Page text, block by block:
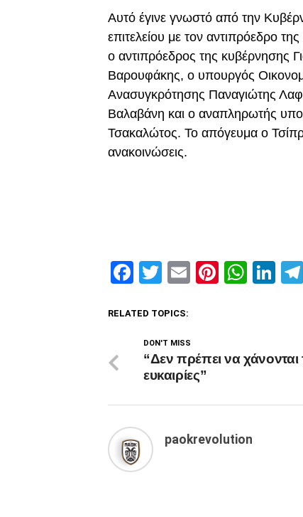
Αυτό έγινε γνωστό από την
επιτελείου με τον αντιπρόεδρο
ο αντιπρόεδρος της κυβέρνησης
Βαρουφάκης, ο υπουργός
Ανασυγκρότησης Παναγιώτης
Βαλαβάνη και ο αναπληρωτής
Τσακαλώτος. Το απόγευμα ο
ανακοινώσεις.
Facebook
Twitter
EmailPinterest
RELATED TOPICS:
DON'T MISS
“Δεν πρέπει να χάνονται
ευκαιρίες”
paokrevolution